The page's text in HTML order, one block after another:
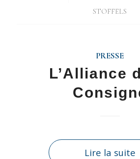
STOFFELS
PRESSE
L’Alliance
Lire la suite